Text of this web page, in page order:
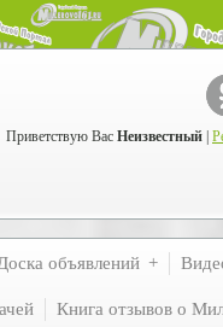
Приветствую Вас Неизвестный
объявлений
Книга отзывов о